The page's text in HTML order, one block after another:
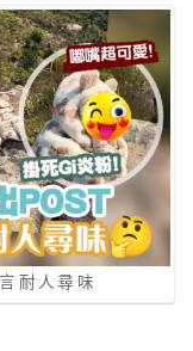
耐人尋味